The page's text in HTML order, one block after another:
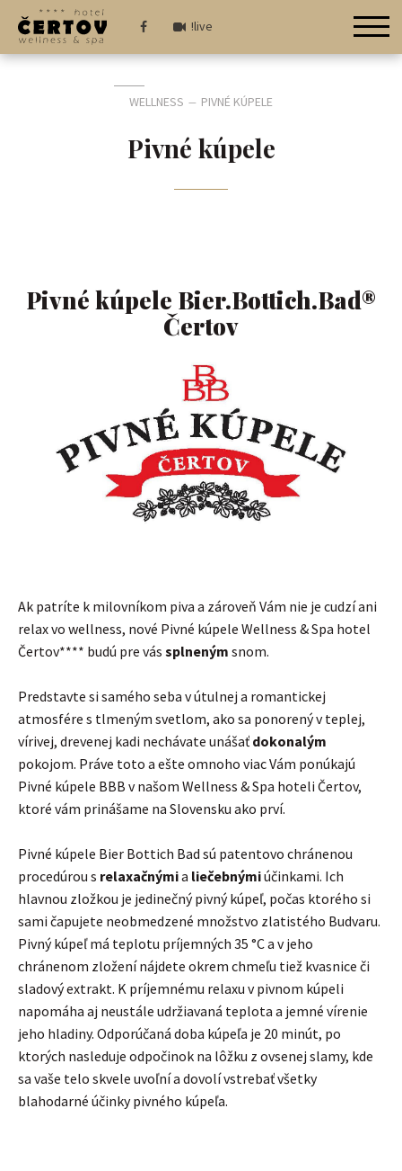
!live
WELLNESS — PIVNÉ KÚPELE
Pivné kúpele
Pivné kúpele Bier.Bottich.Bad®
Čertov
Ak patríte k milovníkom piva a zároveň Vám nie je cudzí ani
relax vo wellness, nové Pivné kúpele Wellness & Spa hotel
Čertov**** budú pre vás splneným snom.
Predstavte si samého seba v útulnej a romantickej
atmosfére s tlmeným svetlom, ako sa ponorený v teplej,
vírivej, drevenej kadi nechávate unášať dokonalým
pokojom. Práve toto a ešte omnoho viac Vám ponúkajú
Pivné kúpele BBB v našom Wellness & Spa hoteli Čertov,
ktoré vám prinášame na Slovensku ako prví.
Pivné kúpele Bier Bottich Bad sú patentovo chránenou
procedúrou s relaxačnýmia liečebnýmiúčinkami. Ich
hlavnou zložkou je jedinečný pivný kúpeľ, počas ktorého si
sami čapujete neobmedzené množstvo zlatistého Budvaru.
Pivný kúpeľ má teplotu príjemných 35 °C a v jeho
chránenom zložení nájdete okrem chmeľu tiež kvasnice či
sladový extrakt. K príjemnému relaxu v pivnom kúpeli
napomáha aj neustále udržiavaná teplota a jemné vírenie
jeho hladiny. Odporúčaná doba kúpeľa je 20 minút, po
ktorých nasleduje odpočinok na lôžku z ovsenej slamy, kde
sa vaše telo skvele uvoľní a dovolí vstrebať všetky
blahodarné účinky pivného kúpeľa.